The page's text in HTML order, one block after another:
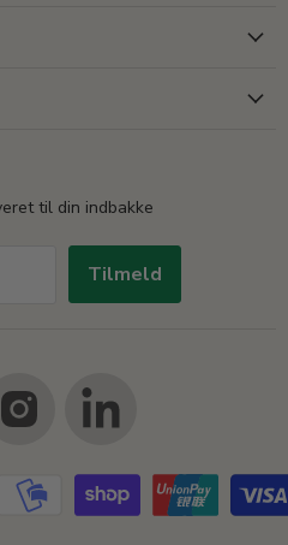
til din indbakke
Tilmeld
Find